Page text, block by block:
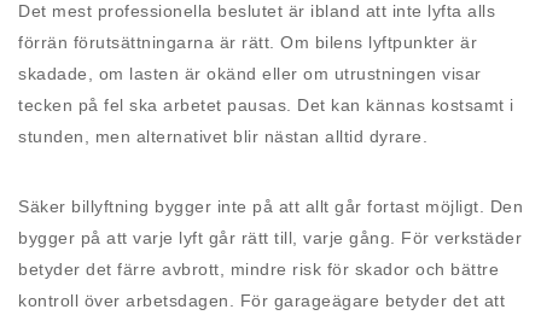
Det mest professionella beslutet är ibland att inte lyfta alls
förrän förutsättningarna är rätt. Om bilens lyftpunkter är
skadade, om lasten är okänd eller om utrustningen visar
tecken på fel ska arbetet pausas. Det kan kännas kostsamt i
stunden, men alternativet blir nästan alltid dyrare.
Säker billyftning bygger inte på att allt går fortast möjligt. Den
bygger på att varje lyft går rätt till, varje gång. För verkstäder
betyder det färre avbrott, mindre risk för skador och bättre
kontroll över arbetsdagen. För garageägare betyder det att